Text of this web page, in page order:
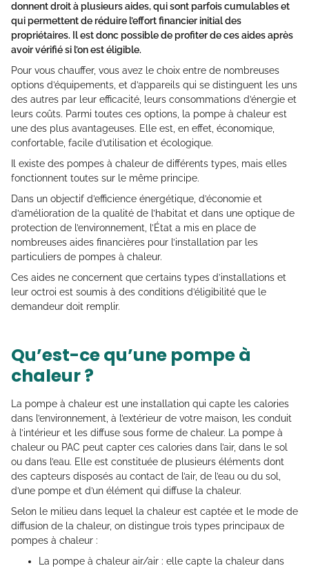
donnent droit à plusieurs aides, qui sont parfois cumulables et
qui permettent de réduire l’effort financier initial des
propriétaires. Il est donc possible de profiter de ces aides après
avoir vérifié si l’on est éligible.
Pour vous chauffer, vous avez le choix entre de nombreuses
options d’équipements, et d’appareils qui se distinguent les uns
des autres par leur efficacité, leurs consommations d’énergie et
leurs coûts. Parmi toutes ces options, la pompe à chaleur est
une des plus avantageuses. Elle est, en effet, économique,
confortable, facile d’utilisation et écologique.
Il existe des pompes à chaleur de différents types, mais elles
fonctionnent toutes sur le même principe.
Dans un objectif d’efficience énergétique, d’économie et
d’amélioration de la qualité de l’habitat et dans une optique de
protection de l’environnement, l’État a mis en place de
nombreuses aides financières pour l’installation par les
particuliers de pompes à chaleur.
Ces aides ne concernent que certains types d’installations et
leur octroi est soumis à des conditions d’éligibilité que le
demandeur doit remplir.
Qu’est-ce qu’une pompe à
chaleur ?
La pompe à chaleur est une installation qui capte les calories
dans l’environnement, à l’extérieur de votre maison, les conduit
à l’intérieur et les diffuse sous forme de chaleur. La pompe à
chaleur ou PAC peut capter ces calories dans l’air, dans le sol
ou dans l’eau. Elle est constituée de plusieurs éléments dont
des capteurs disposés au contact de l’air, de l’eau ou du sol,
d’une pompe et d’un élément qui diffuse la chaleur.
Selon le milieu dans lequel la chaleur est captée et le mode de
diffusion de la chaleur, on distingue trois types principaux de
pompes à chaleur :
La pompe à chaleur air/air : elle capte la chaleur dans